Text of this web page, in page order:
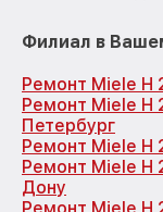
Филиал в
Ремонт Miele H
Ремонт Miele H
Петербург
Ремонт Miele H
Ремонт Miele H
Дону